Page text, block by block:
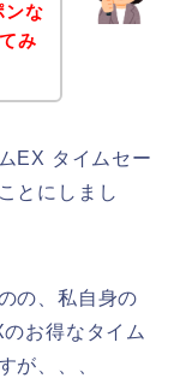
ンな
み
EX タイムセー
とにしまし
の、私自身の
お得なタイム
が、、、